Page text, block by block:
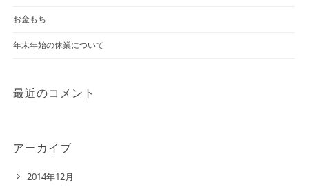
お金もち
年末年始の休業について
最近のコメント
アーカイブ
2014年12月